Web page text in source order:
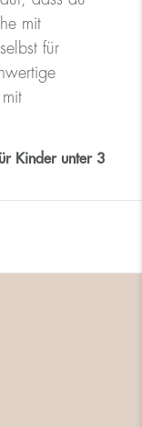
mit
für
Kinder unter 3